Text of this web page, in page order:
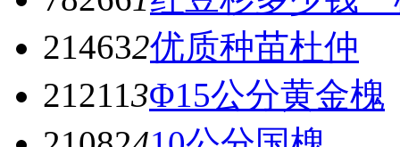
214632优质种苗杜仲
212113Φ15公分黄金槐